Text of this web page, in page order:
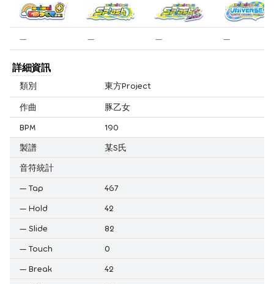
— — — —
詳細資訊
類別 東方Project
作曲
豚乙女
BPM
190
製譜
某S氏
音符統計
— Tap
467
— Hold
42
— Slide
82
— Touch
0
— Break
42